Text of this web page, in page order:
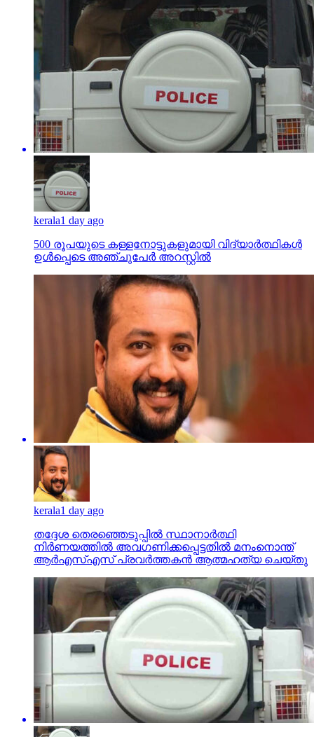
kerala1 day ago
500 രൂപയുടെ കള്ളനോട്ടുകളുമായി വിദ്യാര്‍ത്ഥികള്‍
ഉള്‍പ്പെടെ അഞ്ചുപേര്‍ അറസ്റ്റില്‍
kerala1 day ago
തദ്ദേശ തെരഞ്ഞെടുപ്പില്‍ സ്ഥാനാര്‍ത്ഥി
നിര്‍ണയത്തില്‍ അവഗണിക്കപ്പെട്ടതില്‍ മനംനൊന്ത്
ആര്‍എസ്എസ് പ്രവര്‍ത്തകന്‍ ആത്മഹത്യ ചെയ്തു